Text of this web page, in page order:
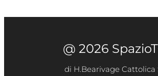
@ 2026
di H.Bearivage Cattolica